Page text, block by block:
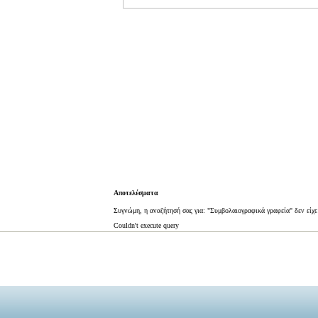
Αποτελέσματα
Συγνώμη, η αναζήτησή σας για: "Συμβολαιογραφικά γραφεία" δεν
Couldn't execute query